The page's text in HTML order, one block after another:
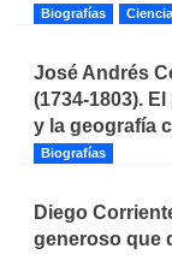
Biografías
José Andrés
(1734-1803).
y la geografía
Biografías
Diego
generoso que